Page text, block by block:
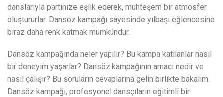
danslarıyla partinize eşlik ederek, muhteşem bir atmosfer
oluştururlar. Dansöz kampağı sayesinde yılbaşı eğlencesine
biraz daha renk katmak mümkündür.
Dansöz kampağında neler yapılır? Bu kampa katılanlar nasıl
bir deneyim yaşarlar? Dansöz kampağının amacı nedir ve
nasıl çalışır? Bu soruların cevaplarına gelin birlikte bakalım.
Dansöz kampağı, profesyonel dansçıların eğitimli bir